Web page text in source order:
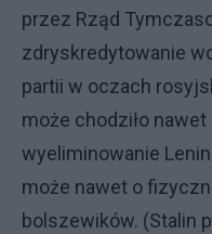
przez Rząd
zdryskredytowanie
partii w oczach
może chodziło
wyeliminowanie
może nawet o
bolszewików. (Stalin